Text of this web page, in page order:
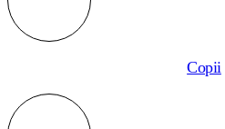
Copii